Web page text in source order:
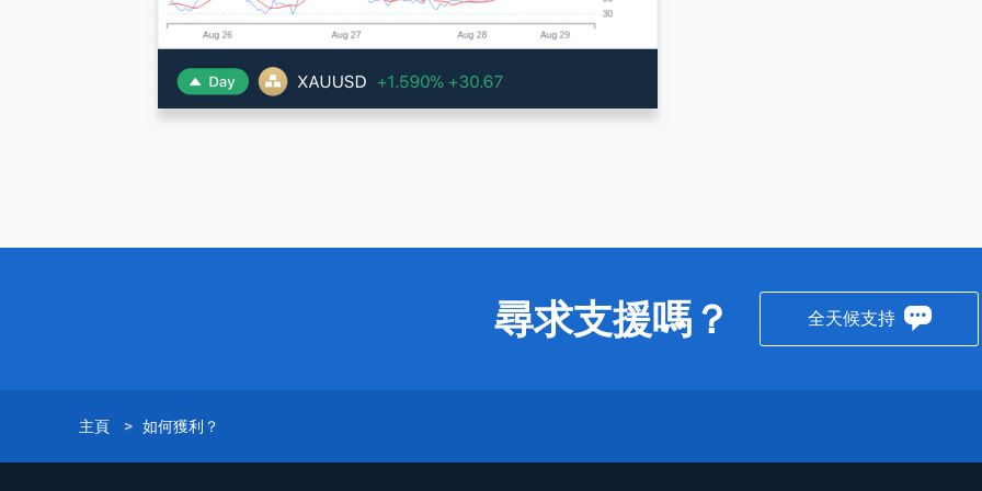
尋求支援嗎？ 全天候支持
主頁 > 如何獲利？